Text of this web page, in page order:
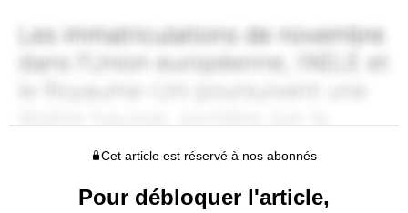
Cet article est réservé à nos abonnés
Pour débloquer l'article,